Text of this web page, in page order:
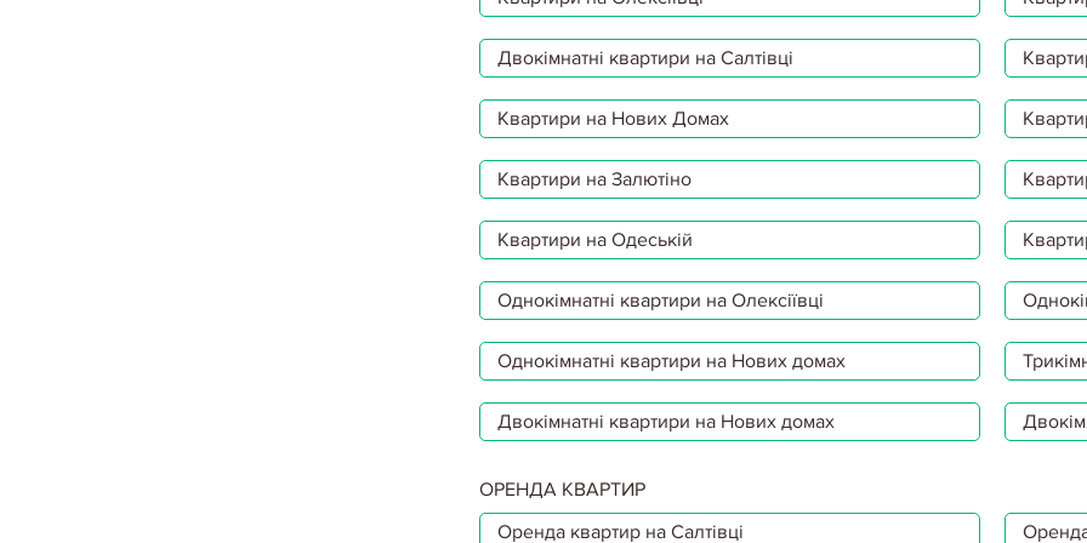
Один из главных, и вполне
все что угодно, да к тому
гарантии от такого
В ЧЕРНИГОВЕ
местных жителей
Двокімнатні квартири на Салтівці
Квартири на Нових Домах
Квартири на Залютіно
Квартири на Одеській
Однокімнатні квартири на Олексіївці
Однокімнатні квартири на Нових домах
Двокімнатні квартири на Нових домах
ОРЕНДА КВАРТИР
Оренда квартир на Салтівці